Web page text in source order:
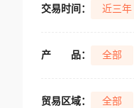
交易时间： 近三年
产 品： 全部
贸易区域： 全部